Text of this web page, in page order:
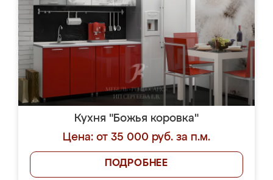
Кухня "Божья коровка"
Цена: от 35 000 руб. за п.м.
ПОДРОБНЕЕ